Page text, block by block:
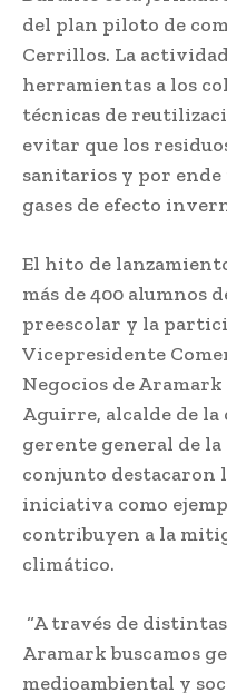
del plan piloto de
Cerrillos. La
herramientas a los
técnicas de
evitar que los
sanitarios y por
gases de efecto
El hito de
más de 400 alumnos
preescolar y la
Vicepresidente
Negocios de
Aguirre, alcalde de
gerente general de la
conjunto destacaron
iniciativa como
contribuyen a la
climático.
“A través de
Aramark buscamos
medioambiental y